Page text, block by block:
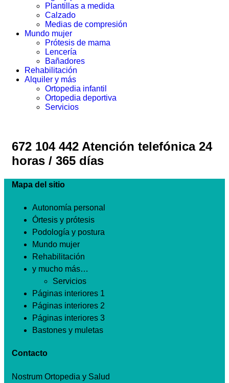
Plantillas a medida
Calzado
Medias de compresión
Mundo mujer
Prótesis de mama
Lencería
Bañadores
Rehabilitación
Alquiler y más
Ortopedia infantil
Ortopedia deportiva
Servicios
672 104 442 Atención telefónica 24
horas / 365 días
Mapa del sitio
Autonomía personal
Órtesis y prótesis
Podología y postura
Mundo mujer
Rehabilitación
y mucho más…
Servicios
Páginas interiores 1
Páginas interiores 2
Páginas interiores 3
Bastones y muletas
Contacto
Nostrum Ortopedia y Salud